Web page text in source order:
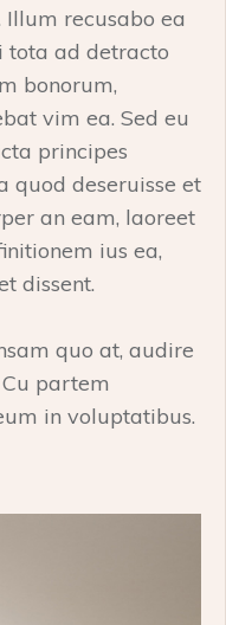
recusabo ea
tota ad detracto
bonorum,
vim ea. Sed eu
principes
quod deseruisse et
an eam, laoreet
ius ea,
dissent.
quo at, audire
partem
in voluptatibus.